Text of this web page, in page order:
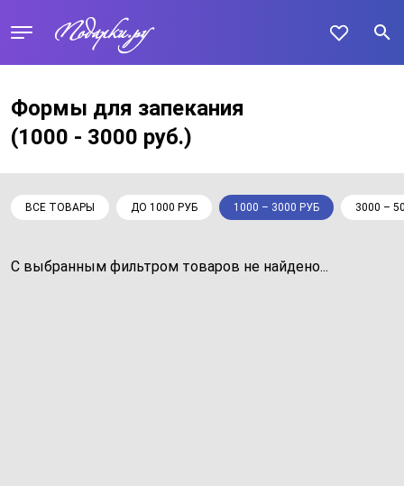
Формы для запекания
(1000 - 3000 руб.)
ВСЕ ТОВАРЫ ДО 1000 РУБ 1000 – 3000 РУБ 3000 –
С выбранным фильтром товаров не найдено...